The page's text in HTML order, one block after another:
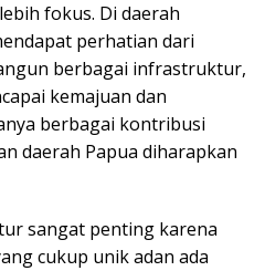
fokus. Di daerah
perhatian dari
berbagai infrastruktur,
kemajuan dan
berbagai kontribusi
daerah Papua diharapkan
sangat penting karena
cukup unik adan ada